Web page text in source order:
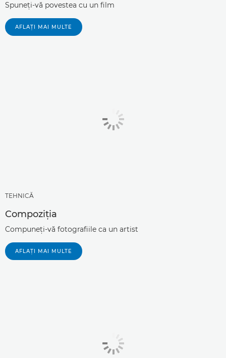
Spuneţi-vă povestea cu un film
AFLAŢI MAI MULTE
TEHNICĂ
Compoziţia
Compuneţi-vă fotografiile ca un artist
AFLAŢI MAI MULTE